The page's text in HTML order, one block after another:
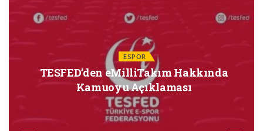
ESPOR
TESFED’den eMilliTakım Hakkında
Kamuoyu Açıklaması